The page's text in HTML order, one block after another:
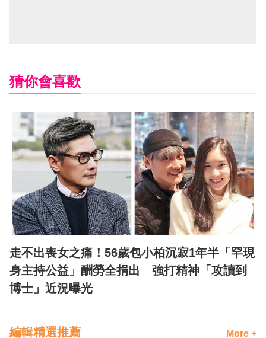
猜你會喜歡
走不出喪女之痛！56歲包小柏沉寂1年半「罕現
身主持公益」酬勞全捐出 強打精神「攻讀到
博士」近況曝光
編輯精選推薦 More +